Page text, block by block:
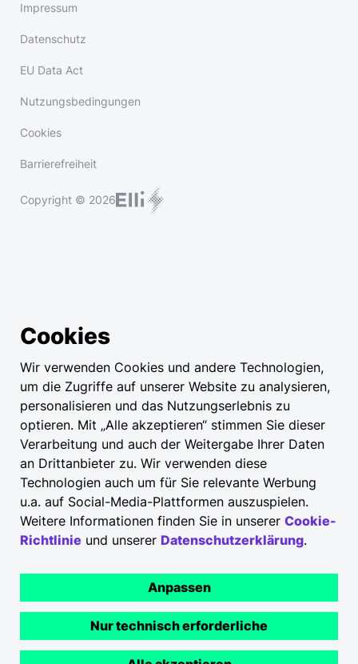
Impressum
Datenschutz
EU Data Act
Nutzungsbedingungen
Cookies
Barrierefreiheit
Copyright © 2026
Cookies
Wir verwenden Cookies und andere Technologien,
um die Zugriffe auf unserer Website zu analysieren,
personalisieren und das Nutzungserlebnis zu
optieren. Mit „Alle akzeptieren“ stimmen Sie dieser
Verarbeitung und auch der Weitergabe Ihrer Daten
an Drittanbieter zu. Wir verwenden diese
Technologien auch um für Sie relevante Werbung
u.a. auf Social-Media-Plattformen auszuspielen.
Weitere Informationen finden Sie in unserer Cookie-
Richtlinie und unserer Datenschutzerklärung.
Anpassen
Nur technisch erforderliche